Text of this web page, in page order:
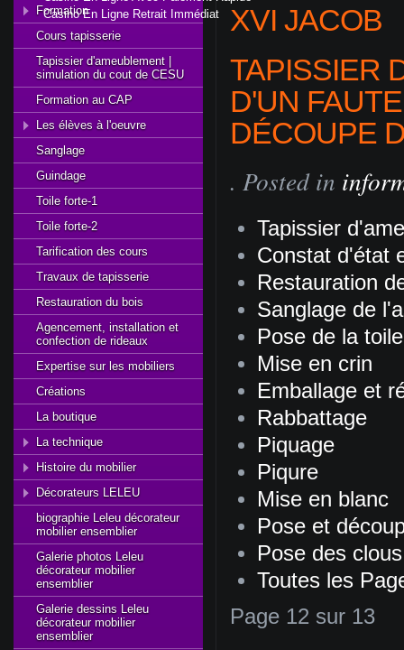
Casino En Ligne Retrait Immédiat
XVI JACOB
TAPISSIER
D'UN
DÉCOUPE
. Posted in
Tapissier
Constat d'état
Restauration
Sanglage de
Pose de la
Mise en crin
Emballage et
Rabbattage
Piquage
Piqure
Mise en blanc
Pose et
Pose des
Toutes les
Page 12 sur 13
Formation
Cours tapisserie
Tapissier d'ameublement |
simulation du cout de CESU
Formation au CAP
Les élèves à l'oeuvre
Sanglage
Guindage
Toile forte-1
Toile forte-2
Tarification des cours
Travaux de tapisserie
Restauration du bois
Agencement, installation et
confection de rideaux
Expertise sur les mobiliers
Créations
La boutique
La technique
Histoire du mobilier
Décorateurs LELEU
biographie Leleu décorateur
mobilier ensemblier
Galerie photos Leleu
décorateur mobilier
ensemblier
Galerie dessins Leleu
décorateur mobilier
ensemblier